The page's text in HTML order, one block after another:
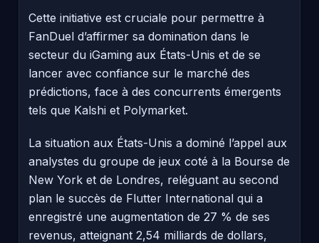
Cette initiative est cruciale pour permettre à
FanDuel d’affirmer sa domination dans le
secteur du iGaming aux États-Unis et de se
lancer avec confiance sur le marché des
prédictions, face à des concurrents émergents
tels que Kalshi et Polymarket.
La situation aux États-Unis a dominé l’appel aux
analystes du groupe de jeux coté à la Bourse de
New York et de Londres, reléguant au second
plan le succès de Flutter International qui a
enregistré une augmentation de 27 % de ses
revenus, atteignant 2,54 milliards de dollars,